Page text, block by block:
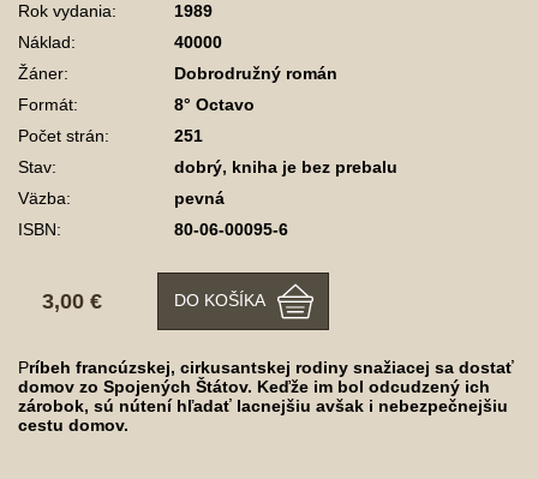
Rok vydania:
1989
Náklad:
40000
Žáner:
Dobrodružný román
Formát:
8° Octavo
Počet strán:
251
Stav:
dobrý, kniha je bez prebalu
Väzba:
pevná
ISBN:
80-06-00095-6
3,00 € DO KOŠÍKA
Príbeh francúzskej, cirkusantskej rodiny snažiacej sa dostať
domov zo Spojených Štátov. Keďže im bol odcudzený ich
zárobok, sú nútení hľadať lacnejšiu avšak i nebezpečnejšiu
cestu domov.